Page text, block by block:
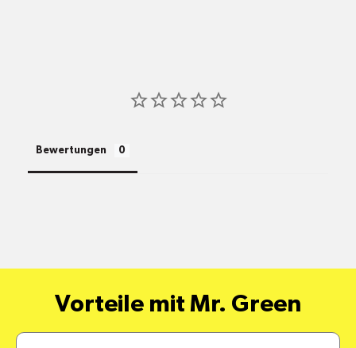
Standort
alle Pakete
Bewertungen
Vorteile mit Mr. Green